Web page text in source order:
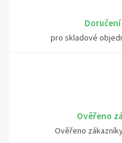
pro skladové
Ověřeno
Ověřeno